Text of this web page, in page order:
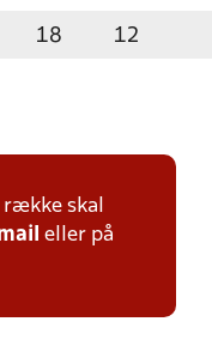
18 12
skal
eller på